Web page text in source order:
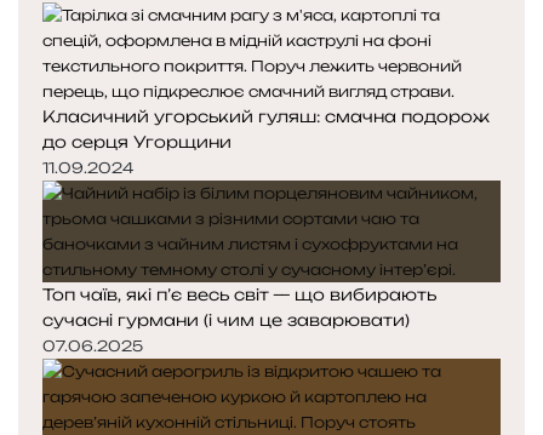
Класичний угорський гуляш: смачна подорож
до серця Угорщини
11.09.2024
Топ чаїв, які п’є весь світ — що вибирають
сучасні гурмани (і чим це заварювати)
07.06.2025